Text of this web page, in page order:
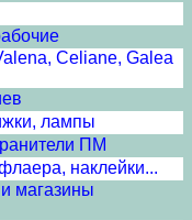
Celiane, Galea
лампы
ПМ
наклейки...
магазины